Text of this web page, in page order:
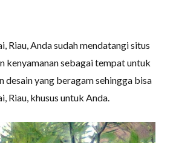
Riau, Anda sudah mendatangi situs
kenyamanan sebagai tempat untuk
desain yang beragam sehingga bisa
Riau, khusus untuk Anda.